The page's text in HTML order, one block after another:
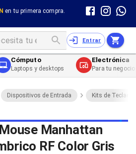
en tu primera compra.
Entrar
HDMI
VGA
RCA
Toslink
Cómputo
Laptops y desktops
Electrónica
Para tu
Dispositivos de Entrada Kits de Teclado
Manhattan
RF Color Gris